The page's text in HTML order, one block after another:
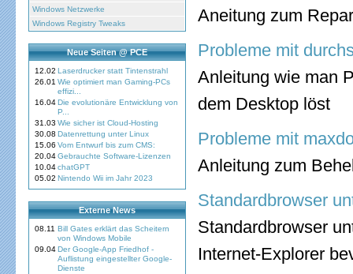
Windows Netzwerke
Windows Registry Tweaks
Neue Seiten @ PCE
12.02 Laserdrucker statt Tintenstrahl
26.01 Wie optimiert man Gaming-PCs
effizi...
16.04Die evolutionäre Entwicklung von
P...
31.03 Wie sicher ist Cloud-Hosting
30.08 Datenrettung unter Linux
15.06 Vom Entwurf bis zum CMS:
20.04Gebrauchte Software-Lizenzen
10.04chatGPT
05.02 Nintendo Wii im Jahr 2023
Externe News
08.11 Bill Gates erklärt das Scheitern
von Windows Mobile
09.04Der Google-App Friedhof -
Auflistung eingestellter Google-
Dienste
Aneitung zum
Probleme mit
Anleitung wie man
dem Desktop löst
Probleme mit
Anleitung zum
Standardbrowser
Standardbrowser
Internet-Explorer